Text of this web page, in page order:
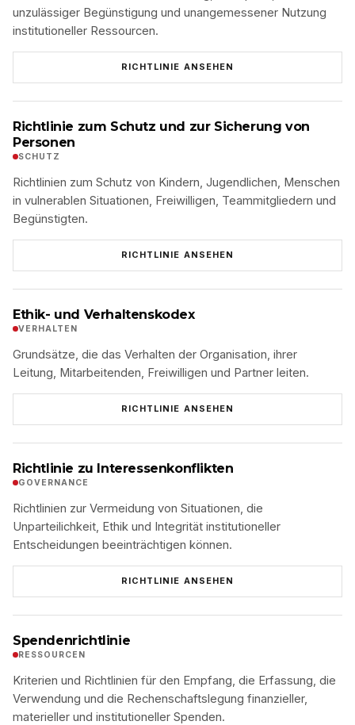
unzulässiger Begünstigung und unangemessener Nutzung
institutioneller Ressourcen.
RICHTLINIE ANSEHEN
Richtlinie zum Schutz und zur Sicherung von
Personen
SCHUTZ
Richtlinien zum Schutz von Kindern, Jugendlichen, Menschen
in vulnerablen Situationen, Freiwilligen, Teammitgliedern und
Begünstigten.
RICHTLINIE ANSEHEN
Ethik- und Verhaltenskodex
VERHALTEN
Grundsätze, die das Verhalten der Organisation, ihrer
Leitung, Mitarbeitenden, Freiwilligen und Partner leiten.
RICHTLINIE ANSEHEN
Richtlinie zu Interessenkonflikten
GOVERNANCE
Richtlinien zur Vermeidung von Situationen, die
Unparteilichkeit, Ethik und Integrität institutioneller
Entscheidungen beeinträchtigen können.
RICHTLINIE ANSEHEN
Spendenrichtlinie
RESSOURCEN
Kriterien und Richtlinien für den Empfang, die Erfassung, die
Verwendung und die Rechenschaftslegung finanzieller,
materieller und institutioneller Spenden.